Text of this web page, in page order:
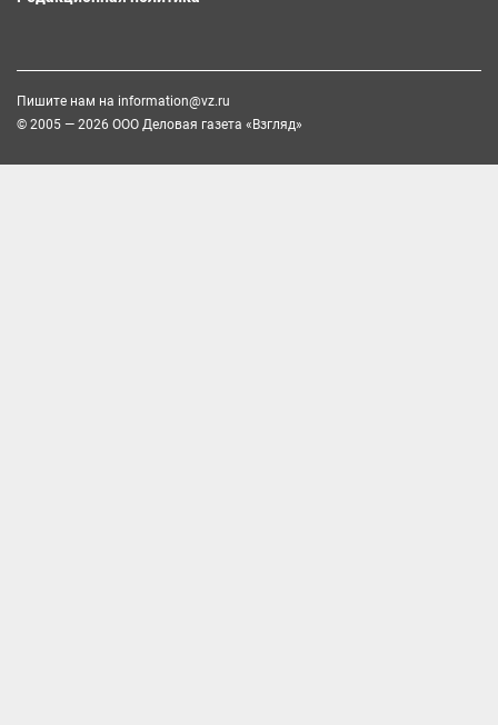
Пишите нам на information@vz.ru
© 2005 — 2026 ООО Деловая газета «Взгляд»